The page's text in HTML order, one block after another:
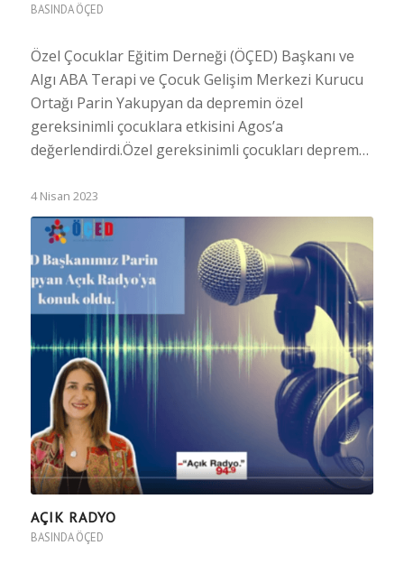
BASINDA ÖÇED
Özel Çocuklar Eğitim Derneği (ÖÇED) Başkanı ve
Algı ABA Terapi ve Çocuk Gelişim Merkezi Kurucu
Ortağı Parin Yakupyan da depremin özel
gereksinimli çocuklara etkisini Agos’a
değerlendirdi.Özel gereksinimli çocukları deprem…
4 Nisan 2023
AÇIK RADYO
BASINDA ÖÇED